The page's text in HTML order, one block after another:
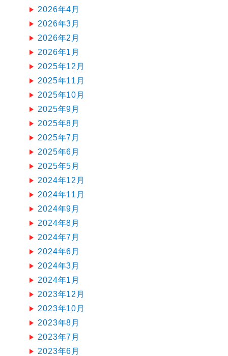
2026年4月
2026年3月
2026年2月
2026年1月
2025年12月
2025年11月
2025年10月
2025年9月
2025年8月
2025年7月
2025年6月
2025年5月
2024年12月
2024年11月
2024年9月
2024年8月
2024年7月
2024年6月
2024年3月
2024年1月
2023年12月
2023年10月
2023年8月
2023年7月
2023年6月